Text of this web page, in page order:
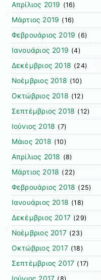
Απρίλιος 2019 (16)
Μάρτιος 2019 (16)
Φεβρουάριος 2019 (6)
Ιανουάριος 2019 (4)
Δεκέμβριος 2018 (24)
Νοέμβριος 2018 (10)
Οκτώβριος 2018 (12)
Σεπτέμβριος 2018 (12)
Ιούνιος 2018 (7)
Μάιος 2018 (10)
Απρίλιος 2018 (8)
Μάρτιος 2018 (22)
Φεβρουάριος 2018 (25)
Ιανουάριος 2018 (18)
Δεκέμβριος 2017 (29)
Νοέμβριος 2017(23)
Οκτώβριος 2017(18)
Σεπτέμβριος 2017 (17)